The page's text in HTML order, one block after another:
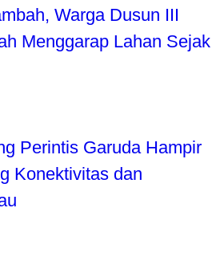
Warga Dusun III
Menggarap Lahan Sejak
Perintis Garuda Hampir
Konektivitas dan